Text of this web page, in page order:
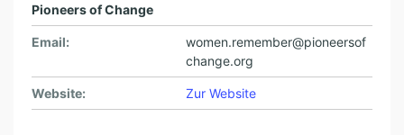
Pioneers of Change
Email:
women.remember@pioneersof
change.org
Website: Zur Website